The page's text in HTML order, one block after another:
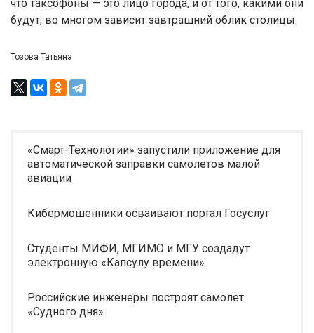
что таксофоны — это лицо города, и от того, какими они
будут, во многом зависит завтрашний облик столицы.
Тозова Татьяна
«Смарт-Технологии» запустили приложение для
автоматической заправки самолетов малой
авиации
Кибермошенники осваивают портал Госуслуг
Студенты МИФИ, МГИМО и МГУ создадут
электронную «Капсулу времени»
Российские инженеры построят самолет
«Судного дня»